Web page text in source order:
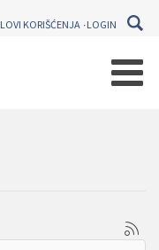
KORIŠĆENJA LOGIN